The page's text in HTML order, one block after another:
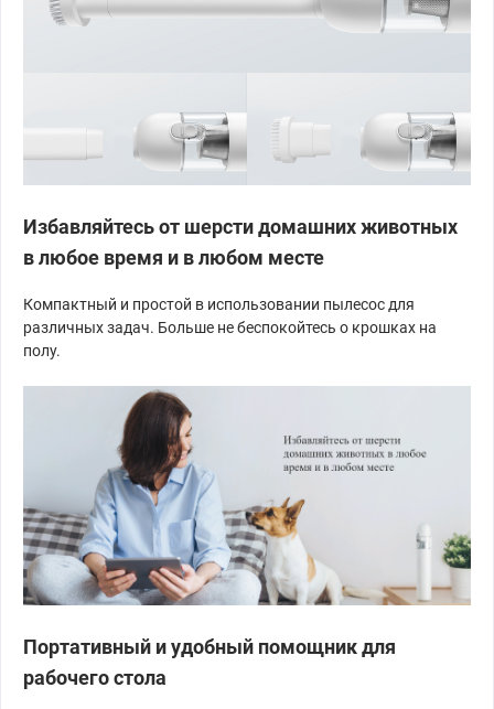
Избавляйтесь от шерсти домашних животных
в любое время и в любом месте
Компактный и простой в использовании пылесос для
различных задач. Больше не беспокойтесь о крошках на
полу.
Портативный и удобный помощник для
рабочего стола